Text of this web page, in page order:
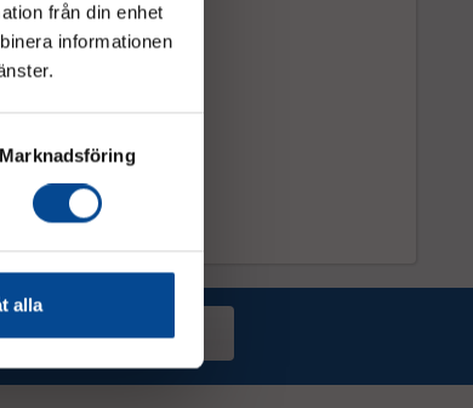
från din enhet
informationen
Marknadsföring
alla
Prenumerera